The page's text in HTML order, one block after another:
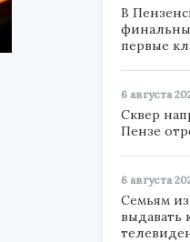
В
первые
6 августа
Сквер
Пензе
6 августа
Семьям
выдавать